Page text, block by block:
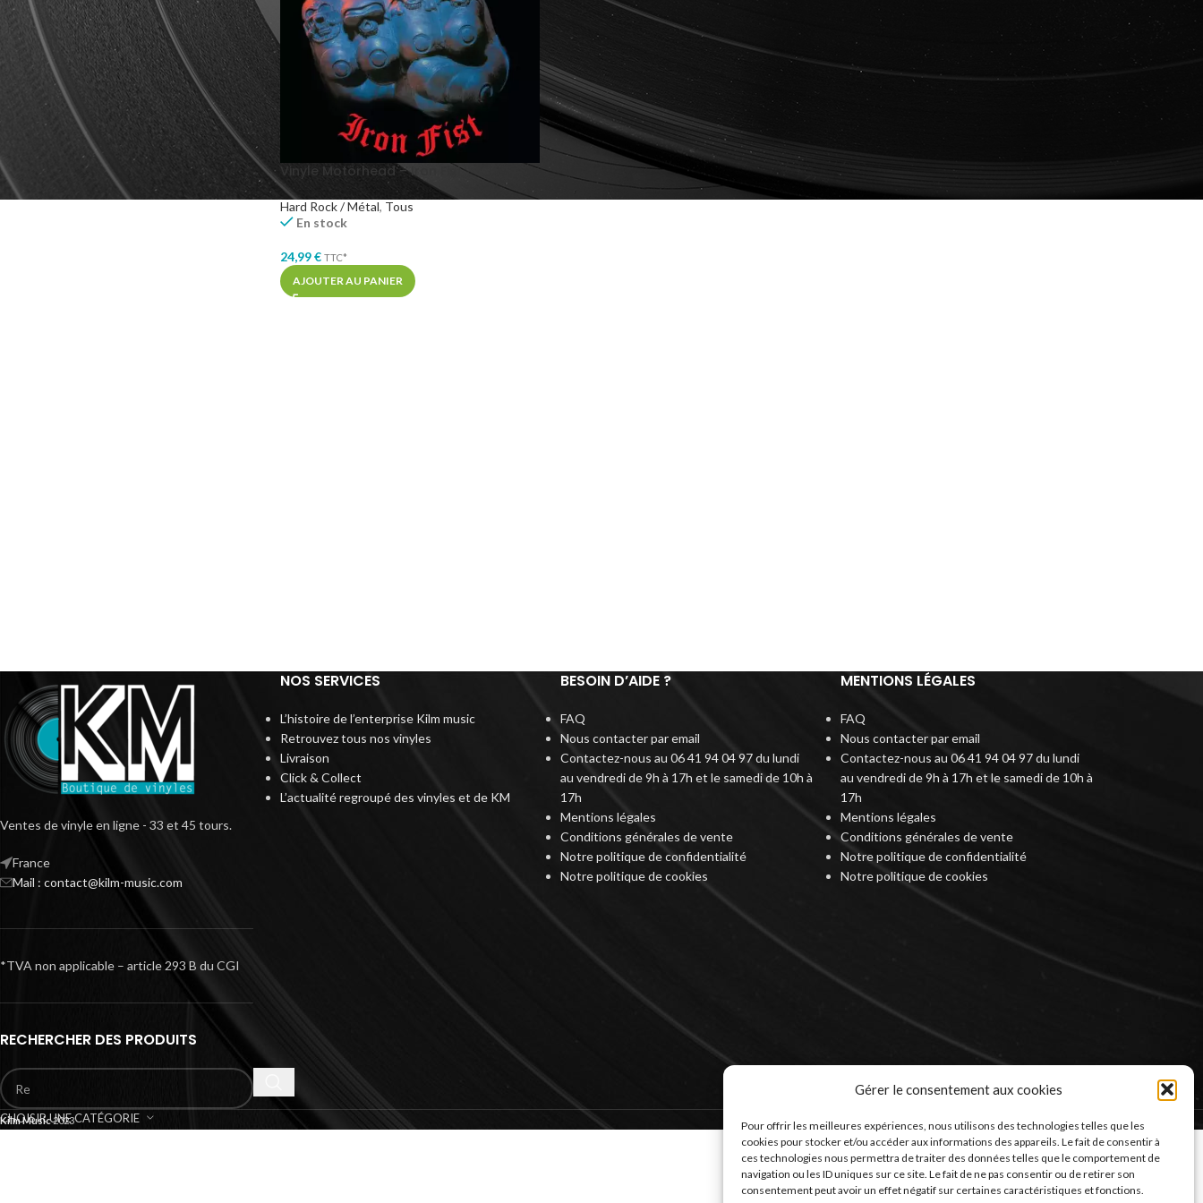
Gérer le consentement aux cookies
Pour offrir les meilleures expériences, nous utilisons des technologies telles que les
cookies pour stocker et/ou accéder aux informations des appareils. Le fait de consentir à
ces technologies nous permettra de traiter des données telles que le comportement de
navigation ou les ID uniques sur ce site. Le fait de ne pas consentir ou de retirer son
consentement peut avoir un effet négatif sur certaines caractéristiques et fonctions.
GENRES MUSICAUX
Hard Rock 1
Heavy Metal 1
Vinyle Motörhead – Iron Fist
Hard Rock / Métal, Tous
En stock
24,99€ TTC*
AJOUTER AU PANIER
Ventes de vinyle en ligne - 33 et 45 tours.
France
Mail : contact@kilm-music.com
*TVA non applicable – article 293 B du CGI
RECHERCHER DES PRODUITS
CHOISIR UNE CATÉGORIE
NOS SERVICES
L’histoire de l’enterprise Kilm music
Retrouvez tous nos vinyles
Livraison
Click & Collect
L’actualité regroupé des vinyles et de KM
BESOIN D’AIDE ?
FAQ
Nous contacter par email
Contactez-nous au 06 41 94 04 97 du lundi
au vendredi de 9h à 17h et le samedi de 10h à
17h
Mentions légales
Conditions générales de vente
Notre politique de confidentialité
Notre politique de cookies
MENTIONS LÉGALES
FAQ
Nous contacter par email
Contactez-nous au 06 41 94 04 97 du lundi
au vendredi de 9h à 17h et le samedi de 10h à
17h
Mentions légales
Conditions générales de vente
Notre politique de confidentialité
Notre politique de cookies
Kilm Music2023